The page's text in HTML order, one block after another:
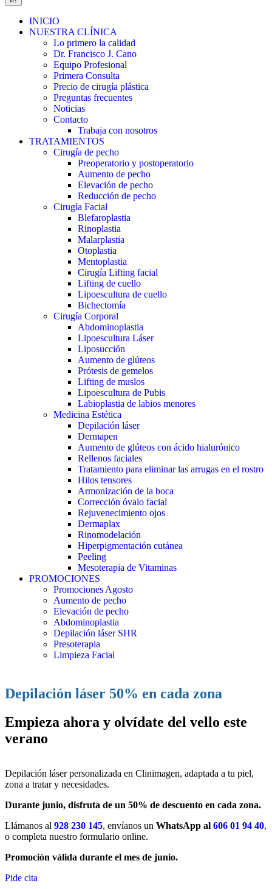
INICIO
NUESTRA CLÍNICA
Lo primero la calidad
Dr. Francisco J. Cano
Equipo Profesional
Primera Consulta
Precio de cirugía plástica
Preguntas frecuentes
Noticias
Contacto
Trabaja con nosotros
TRATAMIENTOS
Cirugía de pecho
Preoperatorio y postoperatorio
Aumento de pecho
Elevación de pecho
Reducción de pecho
Cirugía Facial
Blefaroplastia
Rinoplastia
Malarplastia
Otoplastia
Mentoplastia
Cirugía Lifting facial
Lifting de cuello
Lipoescultura de cuello
Bichectomía
Cirugía Corporal
Abdominoplastia
Lipoescultura Láser
Liposucción
Aumento de glúteos
Prótesis de gemelos
Lifting de muslos
Lipoescultura de Pubis
Labioplastia de labios menores
Medicina Estética
Depilación láser
Dermapen
Aumento de glúteos con ácido hialurónico
Rellenos faciales
Tratamiento para eliminar las arrugas en el rostro
Hilos tensores
Armonización de la boca
Corrección óvalo facial
Rejuvenecimiento ojos
Dermaplax
Rinomodelación
Hiperpigmentación cutánea
Peeling
Mesoterapia de Vitaminas
PROMOCIONES
Promociones Agosto
Aumento de pecho
Elevación de pecho
Abdominoplastia
Depilación láser SHR
Presoterapia
Limpieza Facial
Depilación láser 50% en cada zona
Empieza ahora y olvídate del vello este
verano
Depilación láser personalizada en Clinimagen, adaptada a tu piel,
zona a tratar y necesidades.
Durante junio, disfruta de un 50% de descuento en cada zona.
Llámanos al 928 230 145, envíanos un WhatsApp al 606 01 94 40,
o completa nuestro formulario online.
Promoción válida durante el mes de junio.
Pide cita